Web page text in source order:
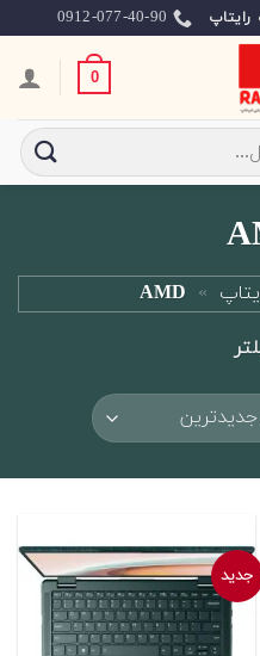
0912-077-40-90
0
»
AMD
جدید